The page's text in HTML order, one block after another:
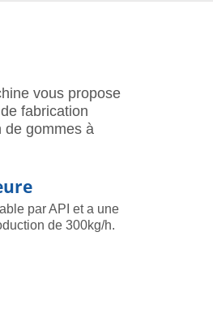
vous propose
fabrication
de gommes à
par API et a une
de 300kg/h.